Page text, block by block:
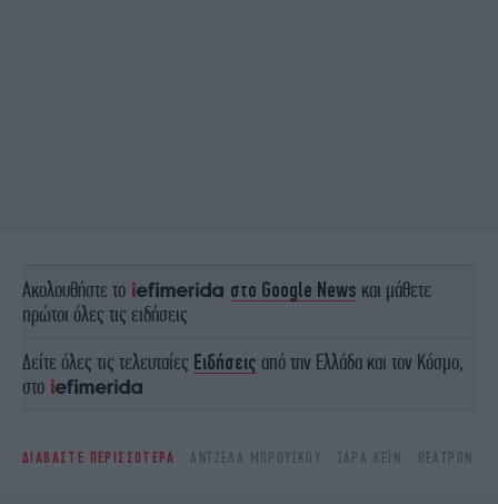
Ακολουθήστε το στο Google News και μάθετε
πρώτοι όλες τις ειδήσεις
Δείτε όλες τις τελευταίες Ειδήσεις από την Ελλάδα και τον Κόσμο,
στο
ΔΙΑΒΑΣΤΕ ΠΕΡΙΣΣΟΤΕΡΑ ΆΝΤΖΕΛΑ ΜΠΡΟΎΣΚΟΥ ΣΆΡΑ ΚΈΙΝ ΘΕΑΤΡΟΝ